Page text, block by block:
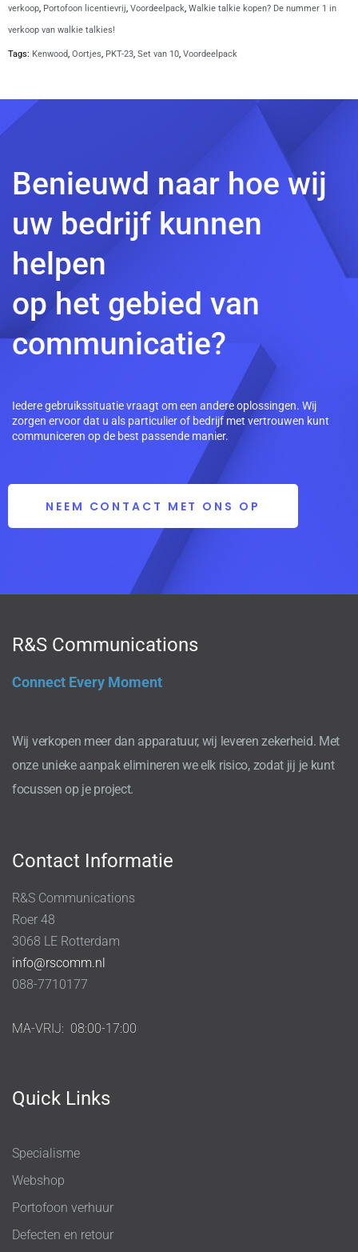
verkoop, Portofoon licentievrij, Voordeelpack, Walkie talkie kopen? De nummer 1 in
verkoop van walkie talkies!
Tags: Kenwood, Oortjes, PKT-23, Set van 10, Voordeelpack
Benieuwd naar hoe wij
uw bedrijf kunnen
helpen
op het gebied van
communicatie?
Iedere gebruikssituatie vraagt om een andere oplossingen. Wij
zorgen ervoor dat u als particulier of bedrijf met vertrouwen kunt
communiceren op de best passende manier.
NEEM CONTACT MET ONS OP
R&S Communications
Connect Every Moment
Wij verkopen meer dan apparatuur, wij leveren zekerheid. Met
onze unieke aanpak elimineren we elk risico, zodat jij je kunt
focussen op je project.
Contact Informatie
R&S Communications
Roer 48
3068 LE Rotterdam
info@rscomm.nl
088-7710177
MA-VRIJ: 08:00-17:00
Quick Links
Specialisme
Webshop
Portofoon verhuur
Defecten en retour